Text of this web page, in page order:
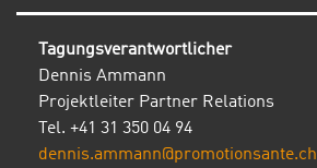
Tagungsverantwortlicher
Dennis Ammann
Projektleiter Partner Relations
Tel. +41 31 350 04 94
dennis.ammann@promotionsante.ch